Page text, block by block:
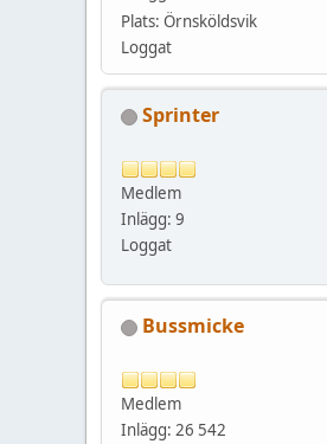
Plats: Örnsköldsvik
Loggat
Sprinter
Medlem
Inlägg: 9
Loggat
Bussmicke
Medlem
Inlägg: 26 542